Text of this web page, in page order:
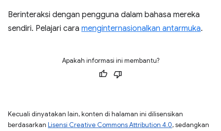
Berinteraksi dengan pengguna dalam bahasa mereka
sendiri. Pelajari cara menginternasionalkan antarmuka.
Apakah informasi ini membantu?
Kecuali dinyatakan lain, konten di halaman ini dilisensikan
berdasarkan Lisensi Creative Commons Attribution 4.0, sedangkan